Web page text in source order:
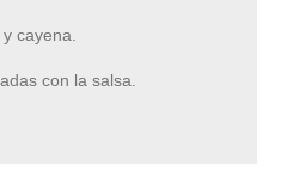
cayena.
con la salsa.